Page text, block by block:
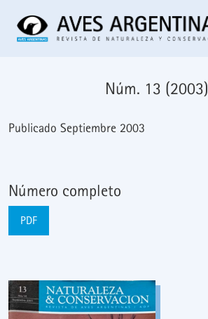
Núm. 13 (2003)
Núm. 13 (2003)
Publicado Septiembre 2003
Número completo
PDF